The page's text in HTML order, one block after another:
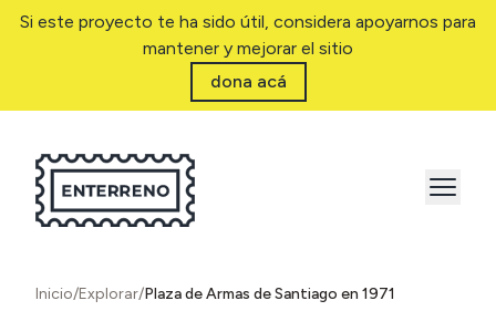
Si este proyecto te ha sido útil, considera apoyarnos para
mantener y mejorar el sitio
dona acá
Inicio/Explorar/Plaza de Armas de Santiago en 1971